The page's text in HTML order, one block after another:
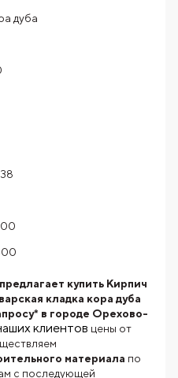
дуба
купить Кирпич
кладка кора дуба
в городе Орехово-
клиентов цены от
материала по
с последующей